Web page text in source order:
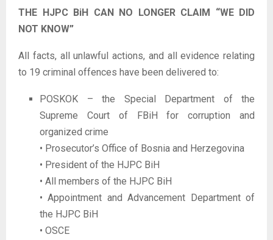
THE HJPC BiH CAN NO LONGER CLAIM “WE DID
NOT KNOW”
All facts, all unlawful actions, and all evidence relating
to 19 criminal offences have been delivered to:
POSKOK – the Special Department of the
Supreme Court of FBiH for corruption and
organized crime
• Prosecutor’s Office of Bosnia and Herzegovina
• President of the HJPC BiH
• All members of the HJPC BiH
• Appointment and Advancement Department of
the HJPC BiH
• OSCE